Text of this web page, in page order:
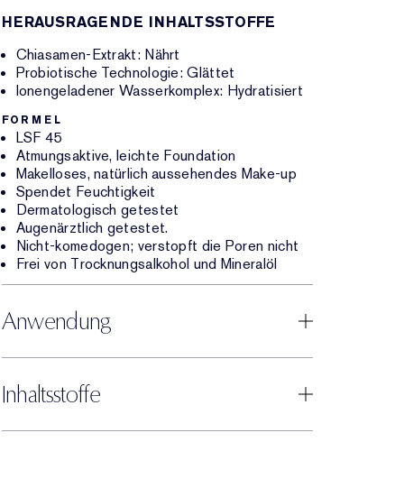
HERAUSRAGENDE INHALTSSTOFFE
Chiasamen-Extrakt: Nährt
Probiotische Technologie: Glättet
Ionengeladener Wasserkomplex: Hydratisiert
FORMEL
LSF 45
Atmungsaktive, leichte Foundation
Makelloses, natürlich aussehendes Make-up
Spendet Feuchtigkeit
Dermatologisch getestet
Augenärztlich getestet.
Nicht-komedogen; verstopft die Poren nicht
Frei von Trocknungsalkohol und Mineralöl
Anwendung
Inhaltsstoffe